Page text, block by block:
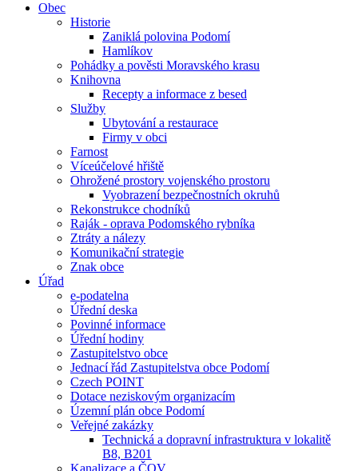
Obec
Historie
Zaniklá polovina Podomí
Hamlíkov
Pohádky a pověsti Moravského krasu
Knihovna
Recepty a informace z besed
Služby
Ubytování a restaurace
Firmy v obci
Farnost
Víceúčelové hřiště
Ohrožené prostory vojenského prostoru
Vyobrazení bezpečnostních okruhů
Rekonstrukce chodníků
Raják - oprava Podomského rybníka
Ztráty a nálezy
Komunikační strategie
Znak obce
Úřad
e-podatelna
Úřední deska
Povinné informace
Úřední hodiny
Zastupitelstvo obce
Jednací řád Zastupitelstva obce Podomí
Czech POINT
Dotace neziskovým organizacím
Územní plán obce Podomí
Veřejné zakázky
Technická a dopravní infrastruktura v lokalitě
B8, B201
Kanalizace a ČOV